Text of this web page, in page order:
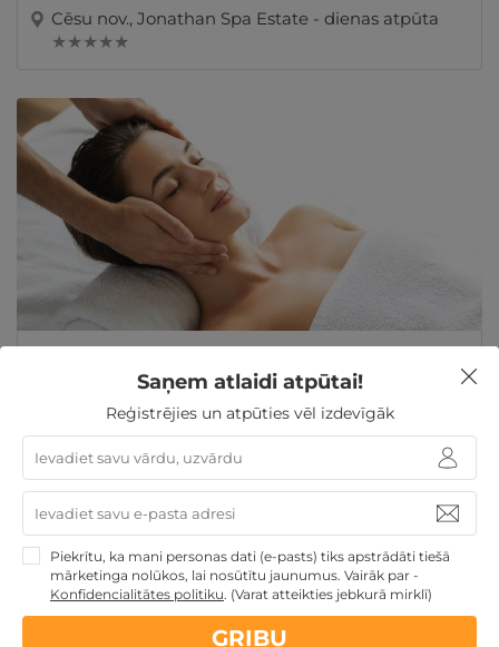
Cēsu nov., Jonathan Spa Estate - dienas atpūta
★ ★ ★ ★ ★
Mūsdienīga ķermeņa vai sejas ādu atjaunojoša
procedūra VIENAM
Cēsu nov., Jonathan Spa Estate - dienas atpūta
★ ★ ★ ★ ★
Saņem atlaidi atpūtai!
Reģistrējies un atpūties vēl izdevīgāk
Piekrītu, ka mani personas dati (e-pasts) tiks apstrādāti tiešā
mārketinga nolūkos, lai nosūtītu jaunumus. Vairāk par -
Konfidencialitātes politiku. (Varat atteikties jebkurā mirklī)
GRIBU